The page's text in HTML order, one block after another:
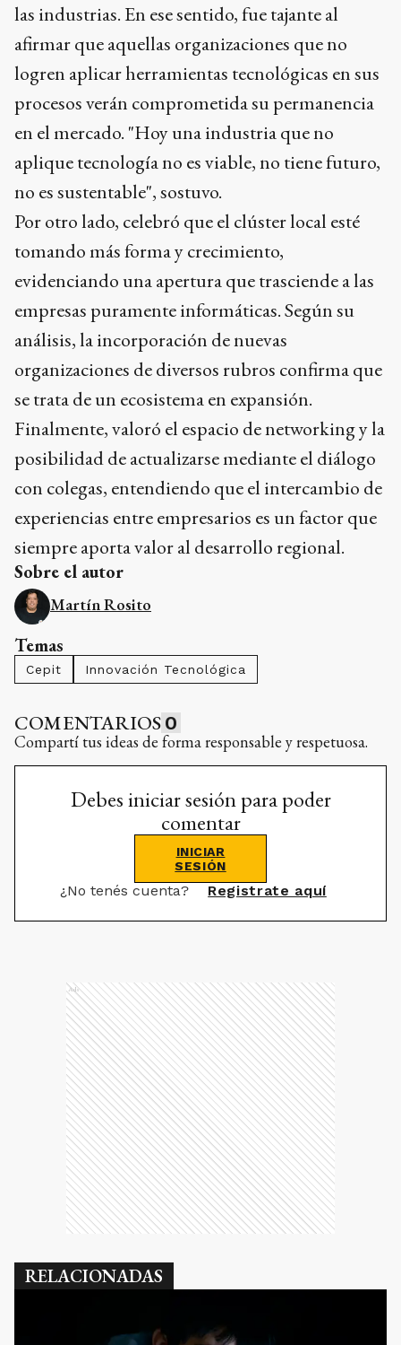
las industrias. En ese sentido, fue tajante al
afirmar que aquellas organizaciones que no
logren aplicar herramientas tecnológicas en sus
procesos verán comprometida su permanencia
en el mercado. "Hoy una industria que no
aplique tecnología no es viable, no tiene futuro,
no es sustentable", sostuvo.
Por otro lado, celebró que el clúster local esté
tomando más forma y crecimiento,
evidenciando una apertura que trasciende a las
empresas puramente informáticas. Según su
análisis, la incorporación de nuevas
organizaciones de diversos rubros confirma que
se trata de un ecosistema en expansión.
Finalmente, valoró el espacio de networking y la
posibilidad de actualizarse mediante el diálogo
con colegas, entendiendo que el intercambio de
experiencias entre empresarios es un factor que
siempre aporta valor al desarrollo regional.
Sobre el autor
Martín Rosito
Temas
Cepit Innovación Tecnológica
COMENTARIOS 0
Compartí tus ideas de forma responsable y respetuosa.
Debes iniciar sesión para poder
comentar
INICIAR
SESIÓN
¿No tenés cuenta? Registrate aquí
Ads
RELACIONADAS